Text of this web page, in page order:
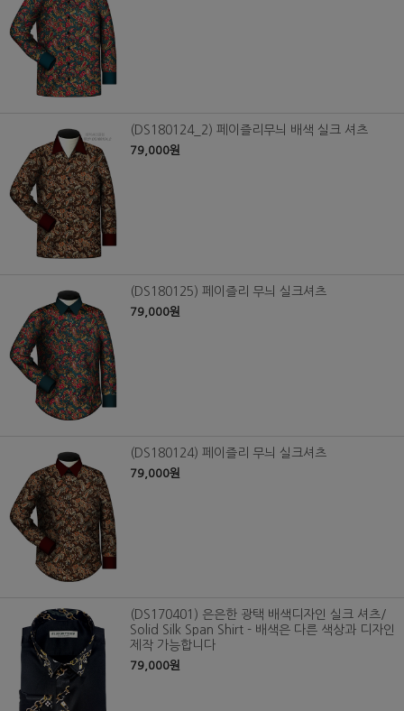
(DS180124_2) 페이즐리무늬 배색 실크 셔츠
79,000원
(DS180125) 페이즐리 무늬 실크셔츠
79,000원
(DS180124) 페이즐리 무늬 실크셔츠
79,000원
(DS170401) 은은한 광택 배색디자인 실크 셔츠/
Solid Silk Span Shirt - 배색은 다른 색상과 디자인
제작 가능합니다
79,000원